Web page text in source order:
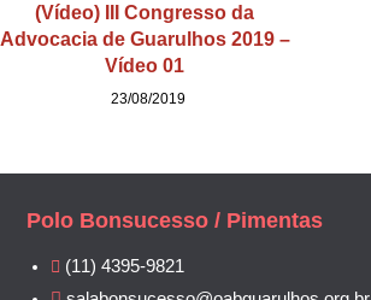
(Vídeo) III Congresso da
Advocacia de Guarulhos 2019 –
Vídeo 01
23/08/2019
Polo Bonsucesso / Pimentas
(11) 4395-9821